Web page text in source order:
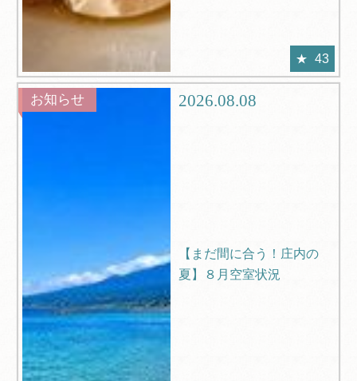
43
お知らせ 2026.08.08
【まだ間に合う！庄内の
夏】８月空室状況